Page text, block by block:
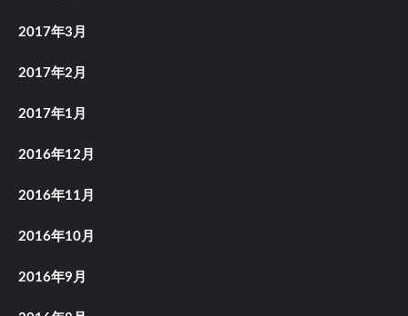
2017年3月
2017年2月
2017年1月
2016年12月
2016年11月
2016年10月
2016年9月